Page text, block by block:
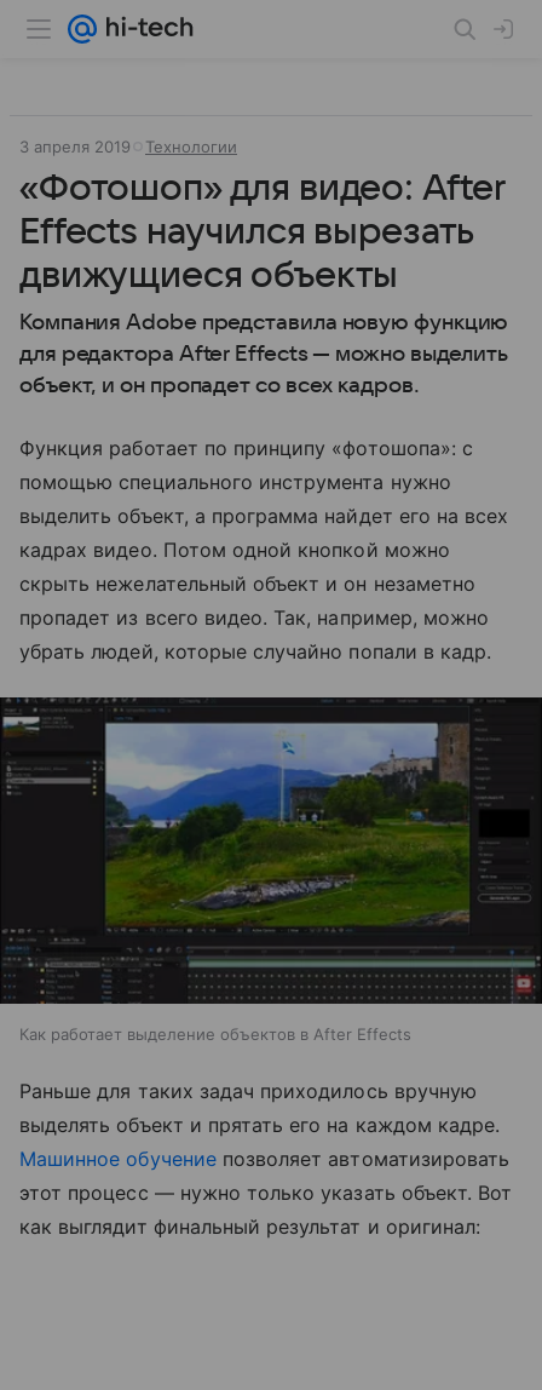
3 апреля 2019 Технологии
«Фотошоп» для видео: After
Effects научился вырезать
движущиеся объекты
Компания Adobe представила новую функцию
для редактора After Effects — можно выделить
объект, и он пропадет со всех кадров.
Функция работает по принципу «фотошопа»: с
помощью специального инструмента нужно
выделить объект, а программа найдет его на всех
кадрах видео. Потом одной кнопкой можно
скрыть нежелательный объект и он незаметно
пропадет из всего видео. Так, например, можно
убрать людей, которые случайно попали в кадр.
Как работает выделение объектов в After Effects
Раньше для таких задач приходилось вручную
выделять объект и прятать его на каждом кадре.
Машинное обучениепозволяет автоматизировать
этот процесс — нужно только указать объект. Вот
как выглядит финальный результат и оригинал: